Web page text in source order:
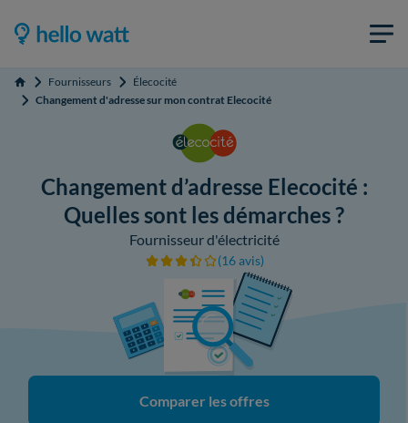
Accueil Fournisseurs
Élecocité
Changement d'adresse sur mon contrat Elecocité
Changement d’adresse Elecocité :
Quelles sont les démarches ?
Fournisseur d'électricité
(16 avis)
Comparer les offres